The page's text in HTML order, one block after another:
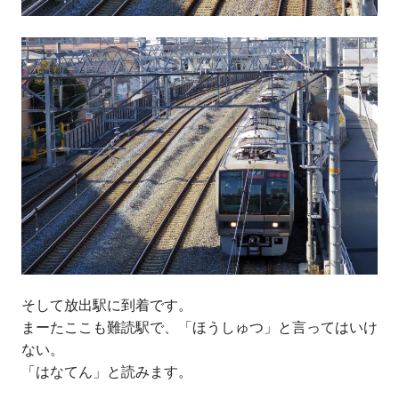
そして放出駅に到着です。
まーたここも難読駅で、「ほうしゅつ」と言ってはいけ
ない。
「はなてん」と読みます。